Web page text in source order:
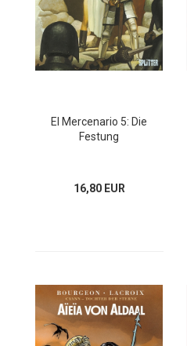
El Mercenario 5: Die
Festung
16,80 EUR